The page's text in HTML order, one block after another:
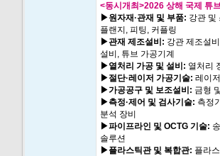
<동시개최>2026 상해 국제 튜
▶원자재·관재 및 부품: 강관 및
플랜지, 피팅, 커플링
▶관재 제조설비: 강관 제조설
설비, 튜브 가공기계
▶열처리 가공 및 설비: 열처리
▶절단·레이저 가공기술: 레이
▶가공공구 및 보조설비: 금형
▶측정·제어 및 검사기술: 측정
분석 장비
▶파이프라인 및 OCTG 기술:
솔루션
▶플라스틱관 및 복합관: 플라